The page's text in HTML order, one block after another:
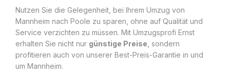
Nutzen Sie die Gelegenheit, bei Ihrem Umzug von
Mannheim nach Poole zu sparen, ohne auf Qualität und
Service verzichten zu müssen. Mit Umzugsprofi Ernst
erhalten Sie nicht nur günstige Preise , sondern
profitieren auch von unserer Best-Preis-Garantie in und
um Mannheim.